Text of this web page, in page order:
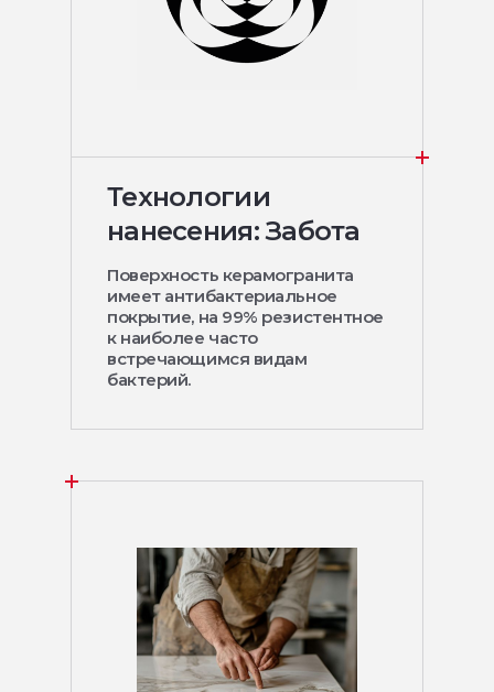
Технологии
нанесения: Забота
Поверхность керамогранита
имеет антибактериальное
покрытие, на 99% резистентное
к наиболее часто
встречающимся видам
бактерий.